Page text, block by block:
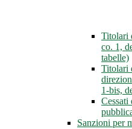
Titolari
co. 1,
tabelle)
Titolari
1-bis,
Cessati
Sanzioni per